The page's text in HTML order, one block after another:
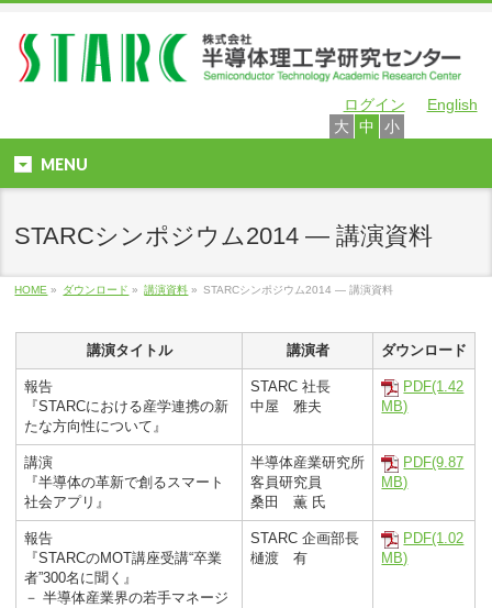
English
ログイン
小
中
大
MENU
STARCシンポジウム2014 ― 講演資料
HOME » ダウンロード » 講演資料 » STARCシンポジウム2014 ― 講演資料
講演タイトル 講演者 ダウンロード
報告
『STARCにおける産学連携の新
たな方向性について』
STARC 社長
中屋 雅夫
PDF(1.42
MB)
講演
『半導体の革新で創るスマート
社会アプリ』
半導体産業研究所
客員研究員
桑田 薫 氏
PDF(9.87
MB)
報告
『STARCのMOT講座受講“卒業
者”300名に聞く』
－ 半導体産業界の若手マネージ
STARC 企画部長
樋渡 有
PDF(1.02
MB)